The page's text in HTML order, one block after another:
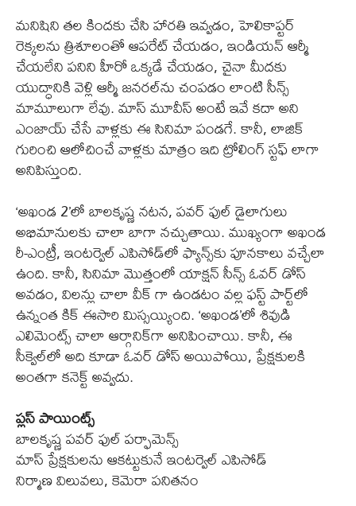
మనిషిని తల కిందకు చేసి హారతి ఇవ్వడం, హెలికాప్టర్
రెక్కలను త్రిశూలంతో ఆపరేట్ చేయడం, ఇండియన్ ఆర్మీ
చేయలేని పనిని హీరో ఒక్కడే చేయడం, చైనా మీదకు
యుద్ధానికి వెళ్లి ఆర్మీ జనరల్‌ను చంపడం లాంటి సీన్స్
మామూలుగా లేవు. మాస్ మూవీస్ అంటే ఇవే కదా అని
ఎంజాయ్ చేసే వాళ్లకు ఈ సినిమా పండగే. కానీ, లాజిక్
గురించి ఆలోచించే వాళ్లకు మాత్రం ఇది ట్రోలింగ్ స్టఫ్ లాగా
అనిపిస్తుంది.
‘అఖండ 2’లో బాలకృష్ణ నటన, పవర్ ఫుల్ డైలాగులు
అభిమానులకు చాలా బాగా నచ్చుతాయి. ముఖ్యంగా అఖండ
రీ-ఎంట్రీ, ఇంటర్వెల్ ఎపిసోడ్‌లో ఫ్యాన్స్‌కు పూనకాలు వచ్చేలా
ఉంది. కానీ, సినిమా మొత్తంలో యాక్షన్ సీన్స్ ఓవర్ డోస్
అవడం, విలన్లు చాలా వీక్ గా ఉండటం వల్ల ఫస్ట్ పార్ట్‌లో
ఉన్నంత కిక్ ఈసారి మిస్సయ్యింది. ‘అఖండ’లో శివుడి
ఎలిమెంట్స్ చాలా ఆర్గానిక్‌గా అనిపించాయి. కానీ, ఈ
సీక్వెల్‌లో అది కూడా ఓవర్ డోస్ అయిపోయి, ప్రేక్షకులకి
అంతగా కనెక్ట్ అవ్వదు.
ప్లస్ పాయింట్స్
బాలకృష్ణ పవర్ ఫుల్ పర్ఫామెన్స్
మాస్ ప్రేక్షకులను ఆకట్టుకునే ఇంటర్వెల్ ఎపిసోడ్
నిర్మాణ విలువలు, కెమెరా పనితనం